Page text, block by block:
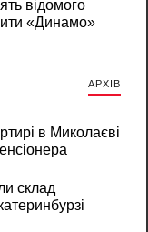
АРХІВ
в Миколаєві
склад